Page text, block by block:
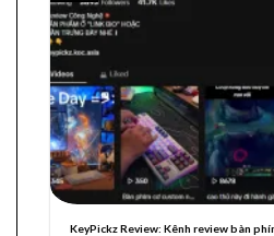
KeyPickz Review: Kênh review bàn